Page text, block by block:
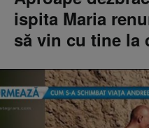
ispita Maria
să vin cu tine la